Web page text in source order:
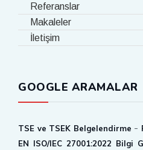
Referanslar
Makaleler
İletişim
GOOGLE ARAMALAR
TSE ve TSEK Belgelendirme -
EN ISO/IEC 27001:2022 Bilgi